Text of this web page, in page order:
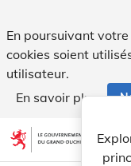
En poursuivant
cookies soient
utilisateur.
En savoir plus
Aller au contenu